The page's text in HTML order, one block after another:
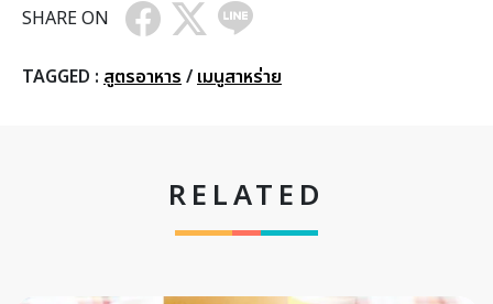
SHARE ON
TAGGED : สูตรอาหาร / เมนูสาหร่าย
RELATED